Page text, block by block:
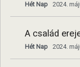
Hét Nap 2024.
A család
Hét Nap 2024.